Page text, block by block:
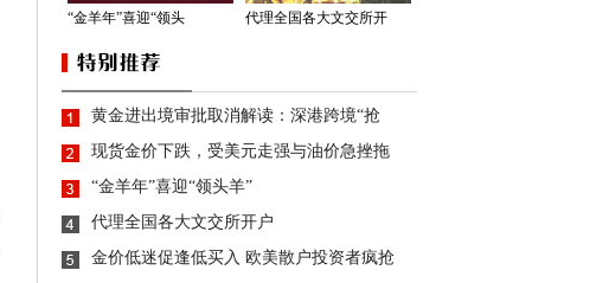
“金羊年”喜迎“领头 代理全国各大文交所开
黄金进出境审批取消解读：深港跨境“抢
现货金价下跌，受美元走强与油价急挫拖
“金羊年”喜迎“领头羊”
代理全国各大文交所开户
金价低迷促逢低买入 欧美散户投资者疯抢